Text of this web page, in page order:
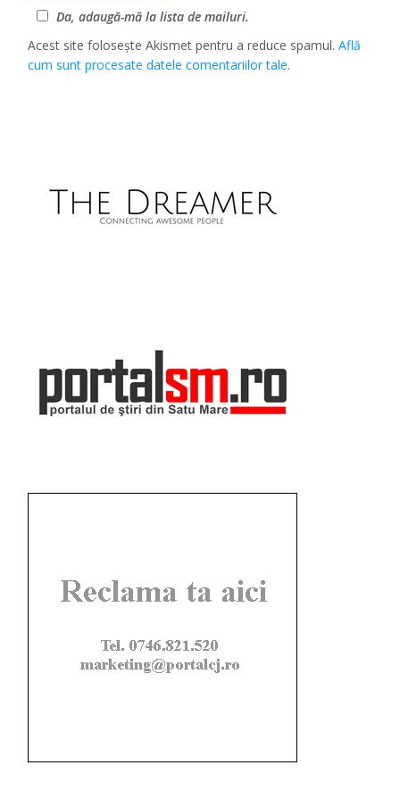
Da, adaugă-mă la lista de mailuri.
Acest site folosește Akismet pentru a reduce spamul.Află
cum sunt procesate datele comentariilor tale.